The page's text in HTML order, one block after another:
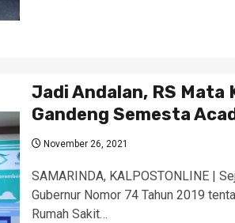
Jadi Andalan, RS Mata
Gandeng Semesta
November 26, 2021
SAMARINDA, KALPOSTONLINE |
Gubernur Nomor 74 Tahun 2019
Rumah Sakit…